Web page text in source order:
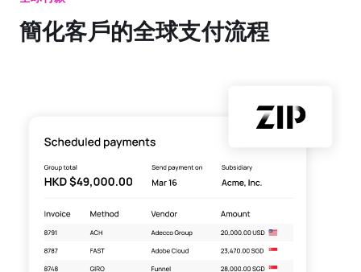
簡化客戶的全球支付流程